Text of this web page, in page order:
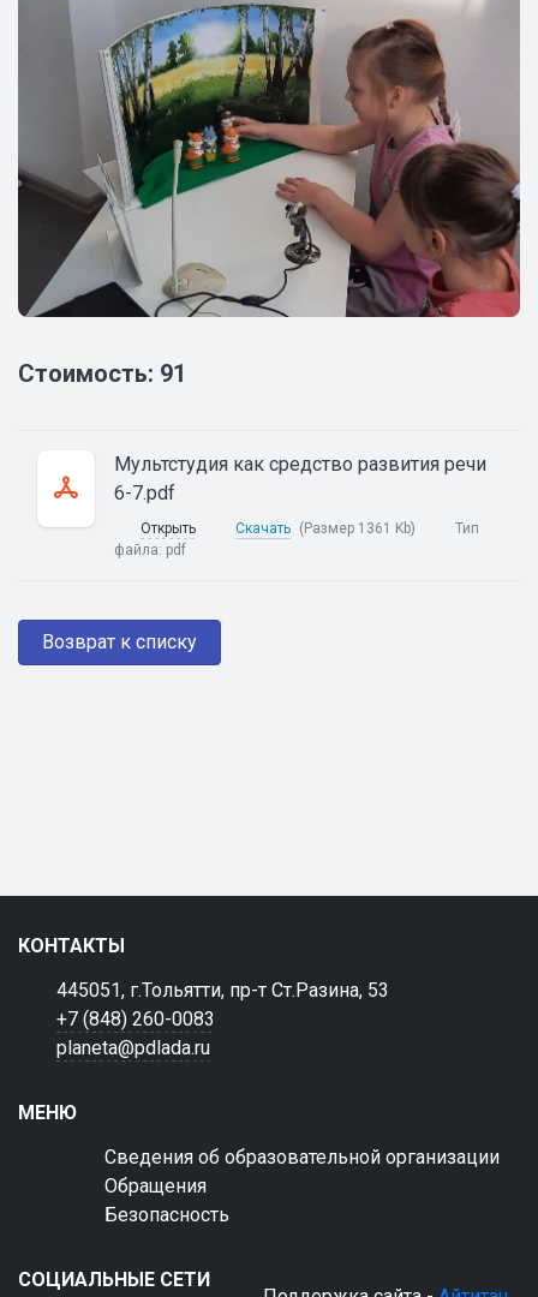
Стоимость: 91
Мультстудия как средство развития речи
6-7.pdf
Открыть Скачать (Размер 1361 Kb)
Тип
файла: pdf
Возврат к списку
КОНТАКТЫ
445051, г.Тольятти, пр-т Ст.Разина, 53
+7 (848) 260-0083
planeta@pdlada.ru
МЕНЮ
Сведения об образовательной организации
Обращения
Безопасность
СОЦИАЛЬНЫЕ СЕТИ